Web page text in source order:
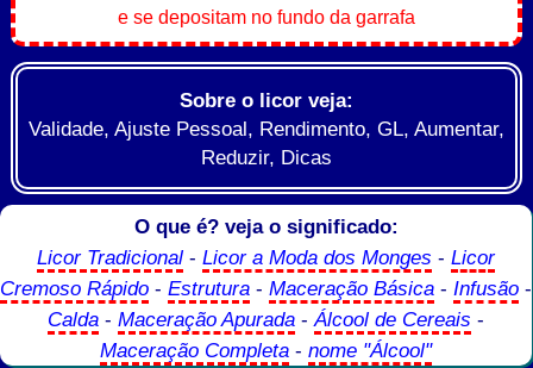
e se depositam no fundo da garrafa
Sobre o licor veja:
Validade, Ajuste Pessoal, Rendimento, GL, Aumentar,
Reduzir, Dicas
O que é? veja o significado:
Licor Tradicional -Licor a Moda dos Monges -Licor
Cremoso Rápido -Estrutura -Maceração Básica - Infusão -
Calda -Maceração Apurada -Álcool de Cereais -
Maceração Completa -nome "Álcool"